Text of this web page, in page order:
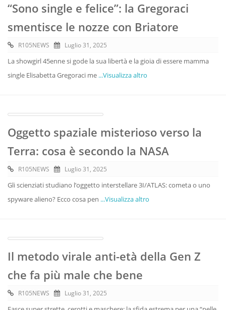
“Sono single e felice”: la Gregoraci
smentisce le nozze con Briatore
R105NEWS Luglio 31, 2025
La showgirl 45enne si gode la sua libertà e la gioia di essere mamma
single Elisabetta Gregoraci me ...Visualizza altro
Oggetto spaziale misterioso verso la
Terra: cosa è secondo la NASA
R105NEWS Luglio 31, 2025
Gli scienziati studiano l’oggetto interstellare 3I/ATLAS: cometa o uno
spyware alieno? Ecco cosa pen ...Visualizza altro
Il metodo virale anti-età della Gen Z
che fa più male che bene
R105NEWS Luglio 31, 2025